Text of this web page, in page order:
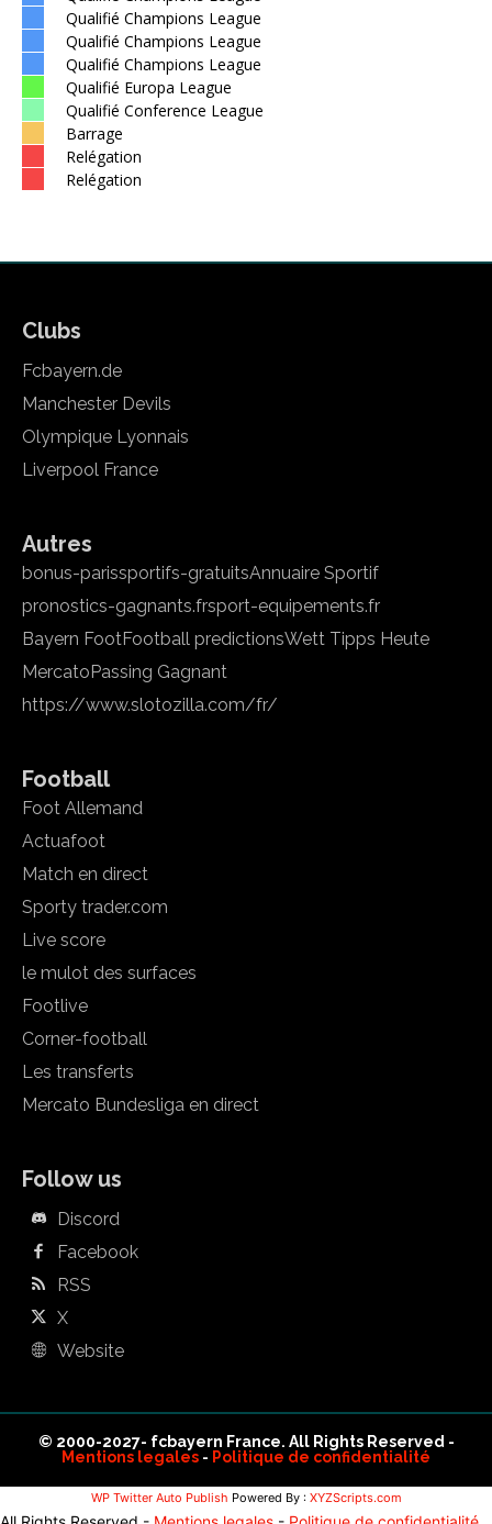
Qualifié Champions League
Qualifié Champions League
Qualifié Champions League
Qualifié Europa League
Qualifié Conference League
Barrage
Relégation
Relégation
Clubs
Fcbayern.de
Manchester Devils
Olympique Lyonnais
Liverpool France
Autres
bonus-parissportifs-gratuitsAnnuaire Sportif
pronostics-gagnants.frsport-equipements.fr
Bayern FootFootball predictionsWett Tipps Heute
Mercato Passing Gagnant
https://www.slotozilla.com/fr/
Football
Foot Allemand
Actuafoot
Match en direct
Sporty trader.com
Live score
le mulot des surfaces
Footlive
Corner-football
Les transferts
Mercato Bundesliga en direct
Follow us
Discord
Facebook
RSS
X
Website
© 2000-2027- fcbayern France. All Rights Reserved -
Mentions legales - Politique de confidentialité
WP Twitter Auto Publish Powered By : XYZScripts.com